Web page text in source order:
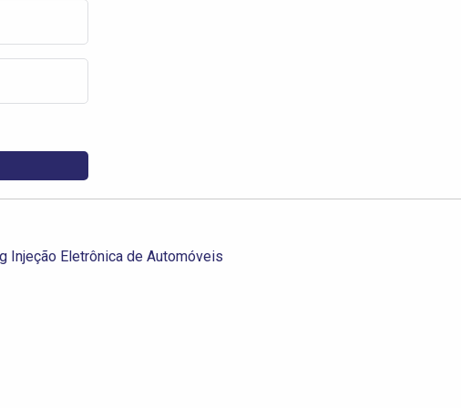
Injeção Eletrônica de Automóveis